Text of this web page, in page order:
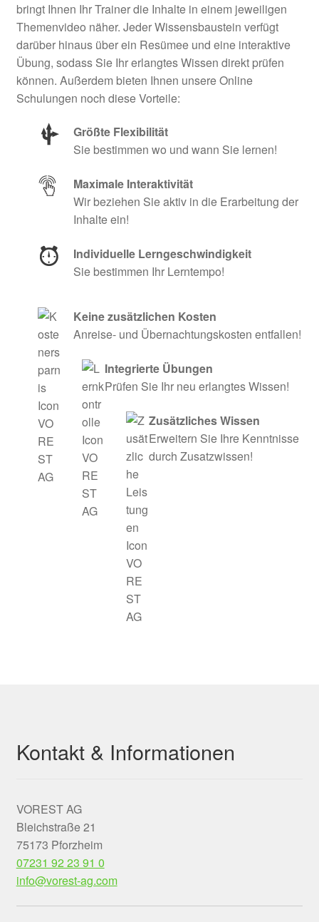
bringt Ihnen Ihr Trainer die Inhalte in einem jeweiligen
Themenvideo näher. Jeder Wissensbaustein verfügt
darüber hinaus über ein Resümee und eine interaktive
Übung, sodass Sie Ihr erlangtes Wissen direkt prüfen
können. Außerdem bieten Ihnen unsere Online
Schulungen noch diese Vorteile:
Größte Flexibilität
Sie bestimmen wo und wann Sie lernen!
Maximale Interaktivität
Wir beziehen Sie aktiv in die Erarbeitung der
Inhalte ein!
Individuelle Lerngeschwindigkeit
Sie bestimmen Ihr Lerntempo!
Keine zusätzlichen Kosten
Anreise- und Übernachtungskosten entfallen!
Integrierte Übungen
Prüfen Sie Ihr neu erlangtes Wissen!
Zusätzliches Wissen
Erweitern Sie Ihre Kenntnisse
durch Zusatzwissen!
Kontakt & Informationen
VOREST AG
Bleichstraße 21
75173 Pforzheim
07231 92 23 91 0
info@vorest-ag.com